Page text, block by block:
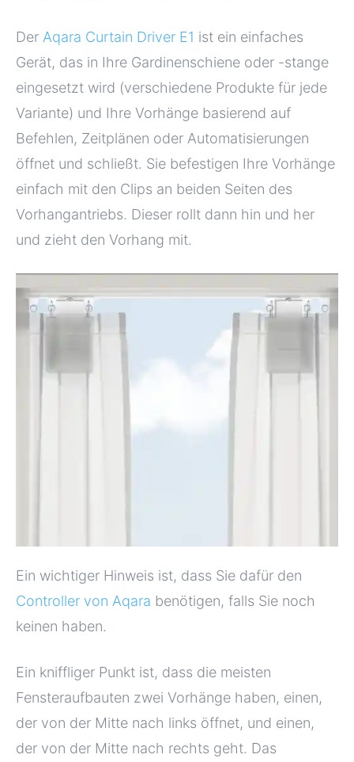
Der Aqara Curtain Driver E1 ist ein einfaches
Gerät, das in Ihre Gardinenschiene oder -stange
eingesetzt wird (verschiedene Produkte für jede
Variante) und Ihre Vorhänge basierend auf
Befehlen, Zeitplänen oder Automatisierungen
öffnet und schließt. Sie befestigen Ihre Vorhänge
einfach mit den Clips an beiden Seiten des
Vorhangantriebs. Dieser rollt dann hin und her
und zieht den Vorhang mit.
Ein wichtiger Hinweis ist, dass Sie dafür den
Controller von Aqara benötigen, falls Sie noch
keinen haben.
Ein kniffliger Punkt ist, dass die meisten
Fensteraufbauten zwei Vorhänge haben, einen,
der von der Mitte nach links öffnet, und einen,
der von der Mitte nach rechts geht. Das